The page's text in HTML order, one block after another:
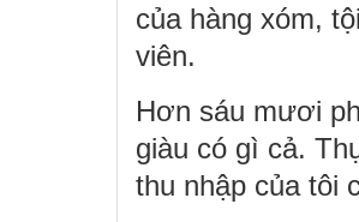
của hàng xóm,
viên.
Hơn sáu mươi
giàu có gì cả.
thu nhập của tôi